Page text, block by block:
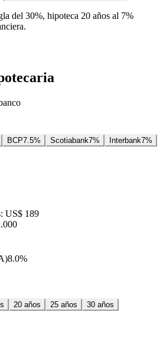
del 30%, hipoteca 20 años al 7%
BCP7.5% Scotiabank7% Interbank7%
US$ 189
8.0%
20 años 25 años 30 años